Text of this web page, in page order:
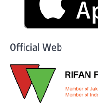
Official Web